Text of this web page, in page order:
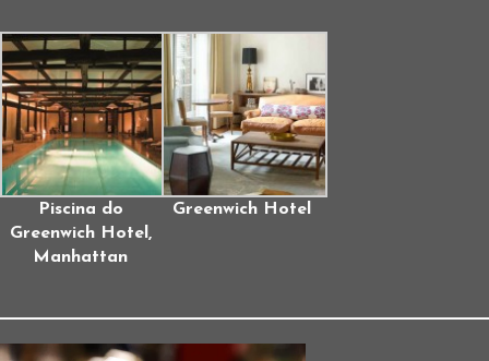
Piscina do
Greenwich Hotel,
Manhattan
Greenwich Hotel